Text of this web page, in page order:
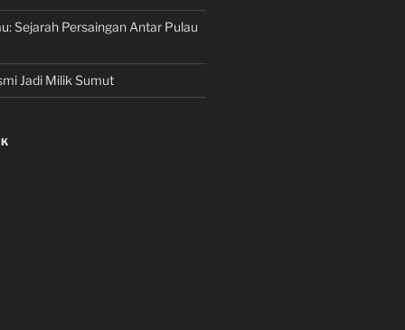
Sejarah Persaingan Antar Pulau
Jadi Milik Sumut